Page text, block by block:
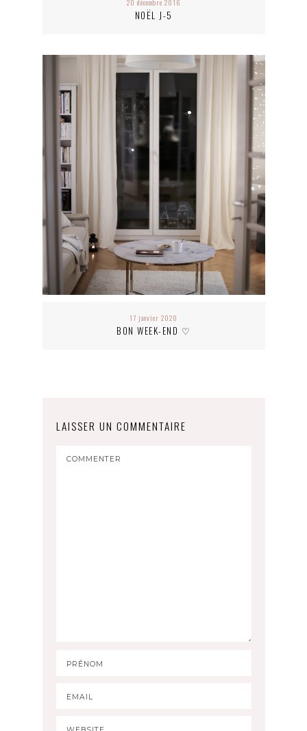
20 décembre 2016
NOËL J-5
17 janvier 2020
BON WEEK-END ♡
LAISSER UN COMMENTAIRE